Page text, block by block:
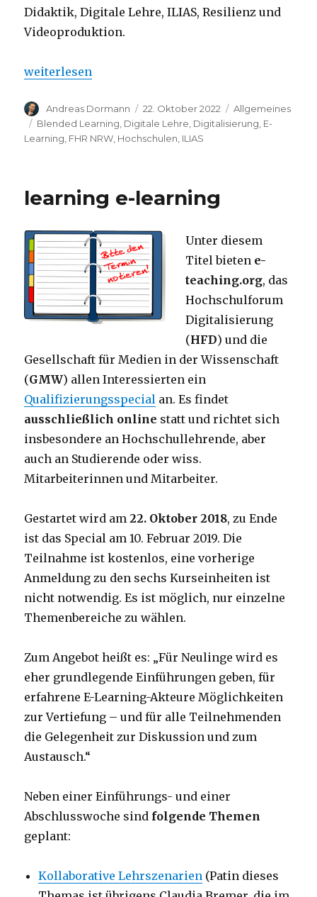
Didaktik, Digitale Lehre, ILIAS, Resilienz und
Videoproduktion.
„Blended Learning an der FHR NRW“
weiterlesen
Autor
Andreas Dormann
Veröffentlicht
am
22. Oktober 2022 Kategorien
Allgemeines
Schlagwörter
Blended Learning Digitale Lehre Digitalisierung E-
Learning FHR NRW Hochschulen ILIAS
learning e-learning
Unter diesem
Titel bieten e-
teaching.org, das
Hochschulforum
Digitalisierung
(HFD) und die
Gesellschaft für Medien in der Wissenschaft
(GMW) allen Interessierten ein
Qualifizierungsspecial an. Es findet
ausschließlich online statt und richtet sich
insbesondere an Hochschullehrende, aber
auch an Studierende oder wiss.
Mitarbeiterinnen und Mitarbeiter.
Gestartet wird am22. Oktober 2018, zu Ende
ist das Special am 10. Februar 2019. Die
Teilnahme ist kostenlos, eine vorherige
Anmeldung zu den sechs Kurseinheiten ist
nicht notwendig. Es ist möglich, nur einzelne
Themenbereiche zu wählen.
Zum Angebot heißt es: „Für Neulinge wird es
eher grundlegende Einführungen geben, für
erfahrene E-Learning-Akteure Möglichkeiten
zur Vertiefung – und für alle Teilnehmenden
die Gelegenheit zur Diskussion und zum
Austausch.“
Neben einer Einführungs- und einer
Abschlusswoche sind folgende Themen
geplant:
Kollaborative Lehrszenarien (Patin dieses